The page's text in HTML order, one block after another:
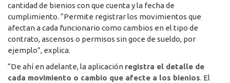
cantidad de bienios con que cuenta y la fecha de
cumplimiento. “Permite registrar los movimientos que
afectan a cada funcionario como cambios en el tipo de
contrato, ascensos o permisos sin goce de sueldo, por
ejemplo”, explica.
“De ahí en adelante, la aplicación registra el detalle de
cada movimiento o cambio que afecte a los bienios. El